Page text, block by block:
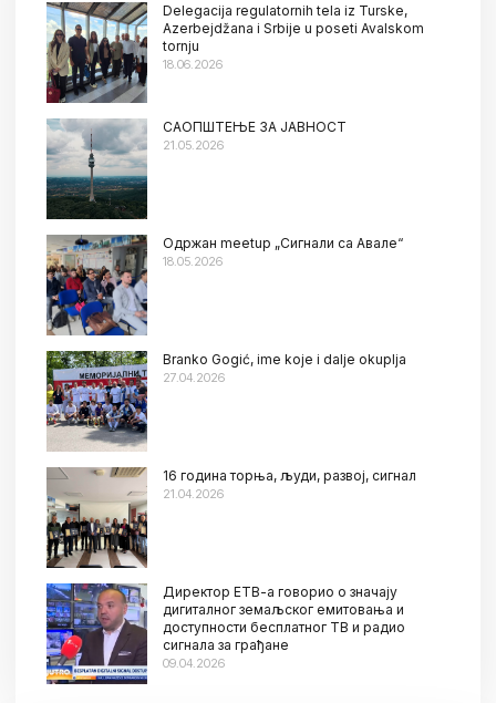
Delegacija regulatornih tela iz Turske,
Azerbejdžana i Srbije u poseti Avalskom
tornju
18.06.2026
САОПШТЕЊЕ ЗА ЈАВНОСТ
21.05.2026
Oдржан meetup „Сигнали са Авале“
18.05.2026
Branko Gogić, ime koje i dalje okuplja
27.04.2026
16 година торња, људи, развој, сигнал
21.04.2026
Директор ЕТВ-а говорио о значају
дигиталног земаљског емитовања и
доступности бесплатног ТВ и радио
сигнала за грађане
09.04.2026